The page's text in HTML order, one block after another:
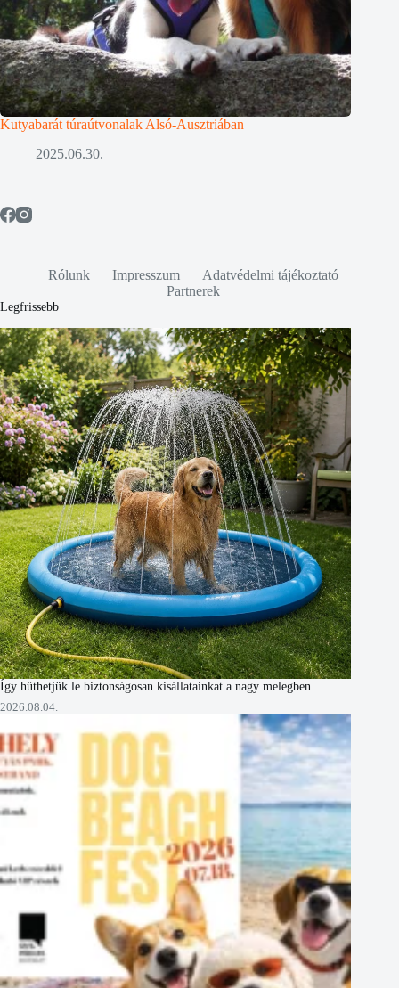
Kutyabarát túraútvonalak Alsó-Ausztriában
2025.06.30.
Rólunk Impresszum
Adatvédelmi tájékoztató
Partnerek
Legfrissebb
Így hűthetjük le biztonságosan kisállatainkat a nagy melegben
2026.08.04.